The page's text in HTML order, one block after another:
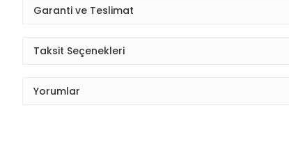
Garanti ve Teslimat
Taksit Seçenekleri
Yorumlar